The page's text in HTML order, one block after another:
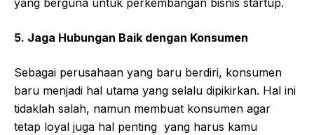
5. Jaga Hubungan Baik dengan Konsumen
Sebagai perusahaan yang baru berdiri, konsumen
baru menjadi hal utama yang selalu dipikirkan. Hal ini
tidaklah salah, namun membuat konsumen agar
tetap loyal juga hal penting yang harus kamu